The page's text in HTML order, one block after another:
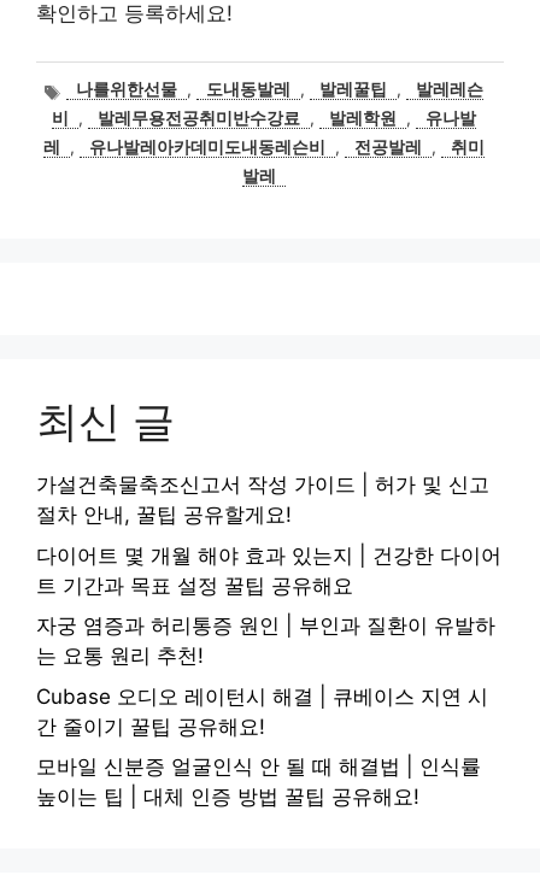
확인하고 등록하세요!
태
그
나를위한선물 , 도내동발레 , 발레꿀팁 ,
발레레슨
비
, 발레무용전공취미반수강료 , 발레학원 ,
유나발
레
, 유나발레아카데미도내동레슨비 , 전공발레 ,
취미
발레
최신 글
가설건축물축조신고서 작성 가이드 | 허가 및 신고
절차 안내, 꿀팁 공유할게요!
다이어트 몇 개월 해야 효과 있는지 | 건강한 다이어
트 기간과 목표 설정 꿀팁 공유해요
자궁 염증과 허리통증 원인 | 부인과 질환이 유발하
는 요통 원리 추천!
Cubase 오디오 레이턴시 해결 | 큐베이스 지연 시
간 줄이기 꿀팁 공유해요!
모바일 신분증 얼굴인식 안 될 때 해결법 | 인식률
높이는 팁 | 대체 인증 방법 꿀팁 공유해요!